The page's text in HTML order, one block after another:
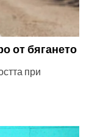
от бягането
при